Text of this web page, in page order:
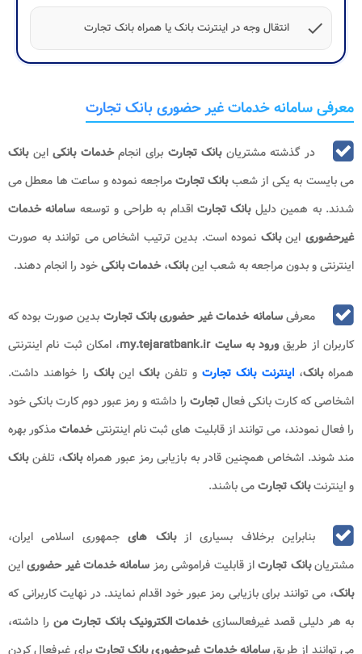
check انتقال وجه در اینترنت‌ بانک یا همراه بانک تجارت
معرفی سامانه خدمات غیر حضوری بانک تجارت
در گذشته مشتریانبانک تجارت برای انجامخدمات بانکیاینبانک
می بایست به یکی از شعببانک تجارتمراجعه نموده و ساعت ها معطل می
شدند. به همین دلیلبانک تجارت اقدام به طراحی و توسعه سامانه خدمات
غیرحضوریاینبانک نموده است. بدین ترتیب اشخاص می توانند به صورت
اینترنتی و بدون مراجعه به شعب اینبانک،خدمات بانکیخود را انجام دهند.
معرفیسامانه خدمات غیر حضوری بانک تجارت بدین صورت بوده که
کاربران از طریق ورود به سایت my.tejaratbank.ir، امکان ثبت نام اینترنتی
همراهبانک،اینترنت بانک تجارت و تلفنبانک اینبانک را خواهند داشت.
اشخاصی که کارت بانکی فعالتجارت را داشته و رمز عبور دوم کارت بانکی خود
را فعال نمودند، می توانند از قابلیت های ثبت نام اینترنتیخدماتمذکور بهره
مند شوند. اشخاص همچنین قادر به بازیابی رمز عبور همراهبانک، تلفنبانک
و اینترنتبانک تجارتمی باشند.
بنابراین برخلاف بسیاری ازبانک هایجمهوری اسلامی ایران،
مشتریانبانک تجارتاز قابلیت فراموشی رمز سامانه خدمات غیر حضوریاین
بانک، می توانند برای بازیابی رمز عبور خود اقدام نمایند. در نهایت کاربرانی که
به هر دلیلی قصد غیرفعالسازیخدمات الکترونیک بانک تجارت من را داشته،
می توانند از طریقسامانه خدمات غیرحضوری بانک تجارتبرای غیرفعال کردن